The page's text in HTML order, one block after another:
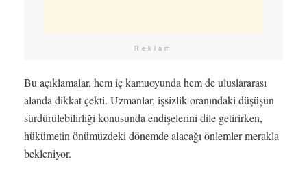
Reklam
Bu açıklamalar, hem iç kamuoyunda hem de uluslararası
alanda dikkat çekti. Uzmanlar, işsizlik oranındaki düşüşün
sürdürülebilirliği konusunda endişelerini dile getirirken,
hükümetin önümüzdeki dönemde alacağı önlemler merakla
bekleniyor.